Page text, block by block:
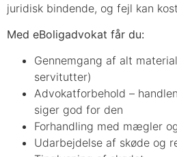
juridisk bindende, og fejl kan
Med eBoligadvokat får du:
Gennemgang af alt
servitutter)
Advokatforbehold –
siger god for den
Forhandling med mægler
Udarbejdelse af skøde og